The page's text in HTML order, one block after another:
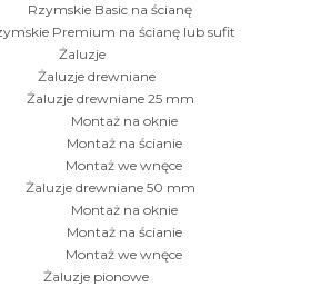
Rzymskie Basic na ścianę
Premium na ścianę lub sufit
Żaluzje
Żaluzje drewniane
Żaluzje drewniane 25 mm
Montaż na oknie
Montaż na ścianie
Montaż we wnęce
Żaluzje drewniane 50 mm
Montaż na oknie
Montaż na ścianie
Montaż we wnęce
Żaluzje pionowe